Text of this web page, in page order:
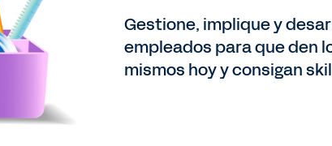
Gestione, implique y
empleados para que den
mismos hoy y consigan